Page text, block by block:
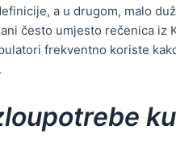
a u drugom, malo
često umjesto rečenica iz
frekventno koriste